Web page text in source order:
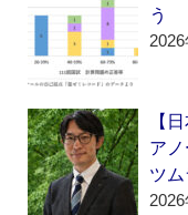
う
【
ア
ツ